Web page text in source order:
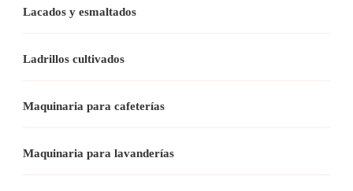
Lacados y esmaltados
Ladrillos cultivados
Maquinaria para cafeterías
Maquinaria para lavanderías